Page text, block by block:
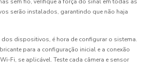
serão instalados, garantindo que não haja
dispositivos, é hora de configurar o sistema.
para a configuração inicial e a conexão
Fi, se aplicável. Teste cada câmera e sensor